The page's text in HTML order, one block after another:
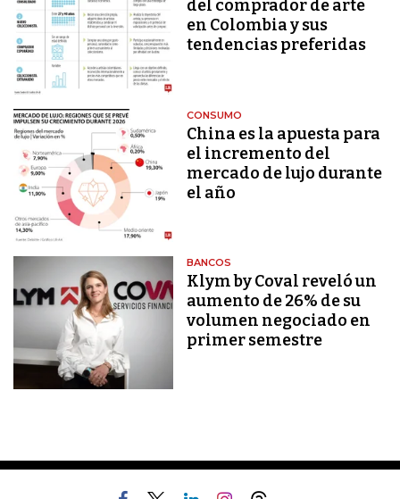
del comprador de arte
en Colombia y sus
tendencias preferidas
CONSUMO
China es la apuesta para
el incremento del
mercado de lujo durante
el año
BANCOS
Klym by Coval reveló un
aumento de 26% de su
volumen negociado en
primer semestre